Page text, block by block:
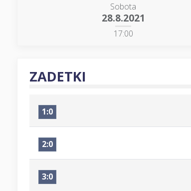
Sobota
28.8.2021
17:00
ZADETKI
1:0
2:0
3:0